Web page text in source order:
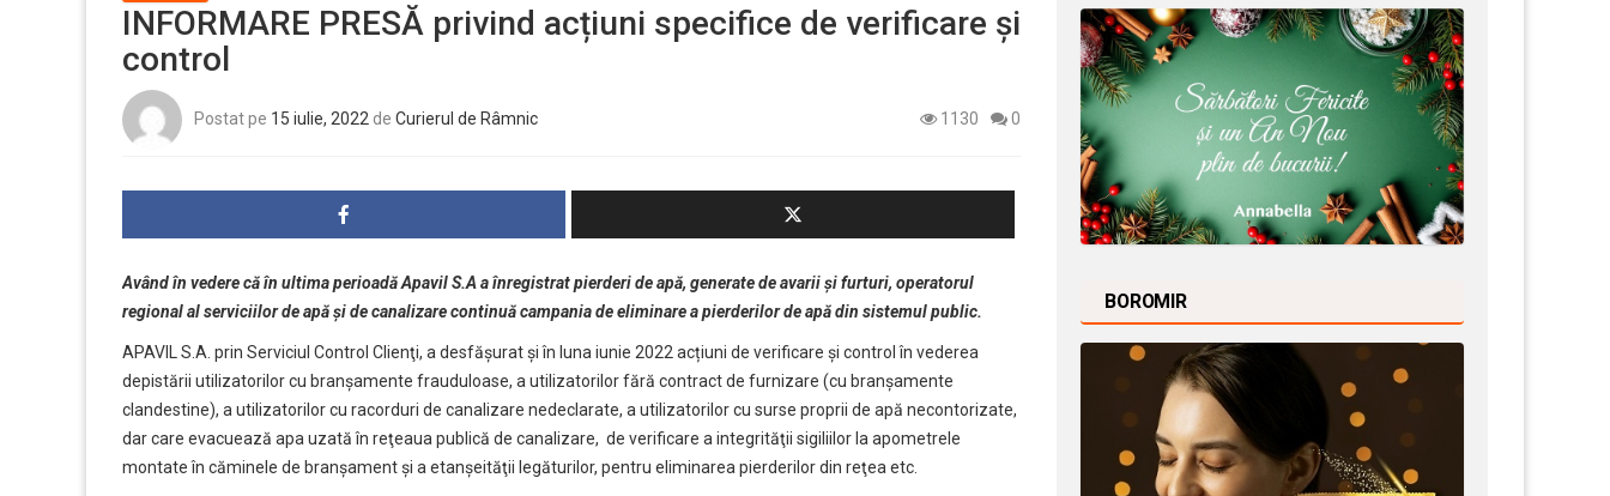
INFORMARE PRESĂ privind acțiuni specifice de verificare și
control
Postat pe 15 iulie, 2022 de Curierul de Râmnic 1130 0
Având în vedere că în ultima perioadă Apavil S.A a înregistrat pierderi de apă, generate de avarii și furturi, operatorul
regional al serviciilor de apă și de canalizare continuă campania de eliminare a pierderilor de apă din sistemul public.
APAVIL S.A. prin Serviciul Control Clienţi, a desfășurat și în luna iunie 2022 acțiuni de verificare şi control în vederea
depistării utilizatorilor cu branşamente frauduloase, a utilizatorilor fără contract de furnizare (cu branșamente
clandestine), a utilizatorilor cu racorduri de canalizare nedeclarate, a utilizatorilor cu surse proprii de apă necontorizate,
dar care evacuează apa uzată în reţeaua publică de canalizare, de verificare a integrităţii sigiliilor la apometrele
montate în căminele de branşament şi a etanşeităţii legăturilor, pentru eliminarea pierderilor din reţea etc.
BOROMIR